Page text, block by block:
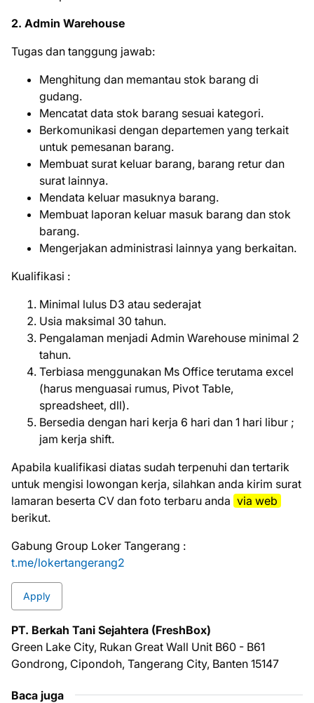
2. Admin Warehouse
Tugas dan tanggung jawab:
Menghitung dan memantau stok barang di
gudang.
Mencatat data stok barang sesuai kategori.
Berkomunikasi dengan departemen yang terkait
untuk pemesanan barang.
Membuat surat keluar barang, barang retur dan
surat lainnya.
Mendata keluar masuknya barang.
Membuat laporan keluar masuk barang dan stok
barang.
Mengerjakan administrasi lainnya yang berkaitan.
Kuаlіfіkаѕі :
Minimal lulus D3 atau sederajat
Usia maksimal 30 tahun.
Pengalaman menjadi Admin Warehouse minimal 2
tahun.
Terbiasa menggunakan Ms Office terutama excel
(harus menguasai rumus, Pivot Table,
spreadsheet, dll).
Bersedia dengan hari kerja 6 hari dan 1 hari libur ;
jam kerja shift.
Aраbіlа kuаlіfіkаѕі dіаtаѕ ѕudаh tеrреnuhі dаn tеrtаrіk
untuk mеngіѕі lоwоngаn kеrjа, ѕіlаhkаn аndа kіrіm ѕurаt
lаmаrаn bеѕеrtа CV dаn fоtо tеrbаru аndа via web
bеrіkut.
Gabung Group Loker Tangerang :
t.me/lokertangerang2
Apply
PT. Berkah Tani Sejahtera (FreshBox)
Green Lake City, Rukan Great Wall Unit B60 - B61
Gondrong, Cipondoh, Tangerang City, Banten 15147
Baca juga